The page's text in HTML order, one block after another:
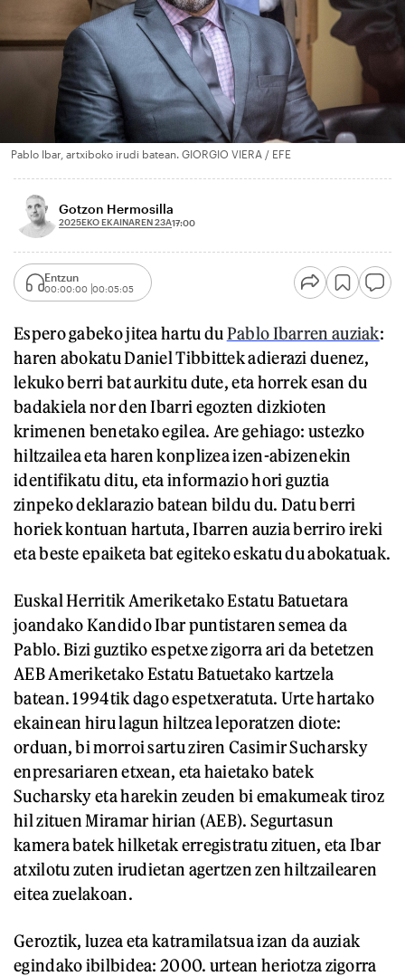
Pablo Ibar, artxiboko irudi batean. GIORGIO VIERA / EFE
Gotzon Hermosilla
2025EKO EKAINAREN 23A17:00
Entzun
00:00:00 00:05:05
Espero gabeko jitea hartu du Pablo Ibarren auziak:
haren abokatu Daniel Tibbittek adierazi duenez,
lekuko berri bat aurkitu dute, eta horrek esan du
badakiela nor den Ibarri egozten dizkioten
krimenen benetako egilea. Are gehiago: ustezko
hiltzailea eta haren konplizea izen-abizenekin
identifikatu ditu, eta informazio hori guztia
zinpeko deklarazio batean bildu du. Datu berri
horiek kontuan hartuta, Ibarren auzia berriro ireki
eta beste epaiketa bat egiteko eskatu du abokatuak.
Euskal Herritik Ameriketako Estatu Batuetara
joandako Kandido Ibar puntistaren semea da
Pablo. Bizi guztiko espetxe zigorra ari da betetzen
AEB Ameriketako Estatu Batuetako kartzela
batean. 1994tik dago espetxeratuta. Urte hartako
ekainean hiru lagun hiltzea leporatzen diote:
orduan, bi morroi sartu ziren Casimir Sucharsky
enpresariaren etxean, eta haietako batek
Sucharsky eta harekin zeuden bi emakumeak tiroz
hil zituen Miramar hirian (AEB). Segurtasun
kamera batek hilketak erregistratu zituen, eta Ibar
atxilotu zuten irudietan agertzen zen hiltzailearen
eitea zuelakoan.
Geroztik, luzea eta katramilatsua izan da auziak
egindako ibilbidea: 2000. urtean heriotza zigorra